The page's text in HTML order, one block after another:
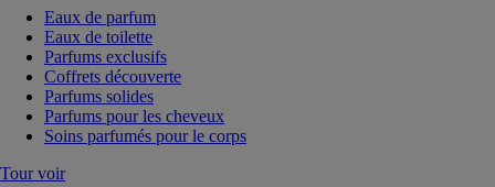
Eaux de parfum
Eaux de toilette
Parfums exclusifs
Coffrets découverte
Parfums solides
Parfums pour les cheveux
Soins parfumés pour le corps
Tour voir